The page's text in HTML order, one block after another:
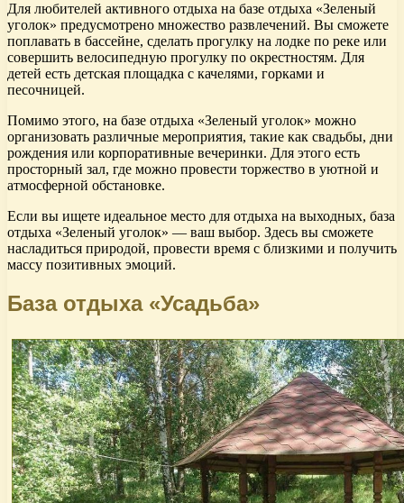
Для любителей активного отдыха на базе отдыха «Зеленый
уголок» предусмотрено множество развлечений. Вы сможете
поплавать в бассейне, сделать прогулку на лодке по реке или
совершить велосипедную прогулку по окрестностям. Для
детей есть детская площадка с качелями, горками и
песочницей.
Помимо этого, на базе отдыха «Зеленый уголок» можно
организовать различные мероприятия, такие как свадьбы, дни
рождения или корпоративные вечеринки. Для этого есть
просторный зал, где можно провести торжество в уютной и
атмосферной обстановке.
Если вы ищете идеальное место для отдыха на выходных, база
отдыха «Зеленый уголок» — ваш выбор. Здесь вы сможете
насладиться природой, провести время с близкими и получить
массу позитивных эмоций.
База отдыха «Усадьба»